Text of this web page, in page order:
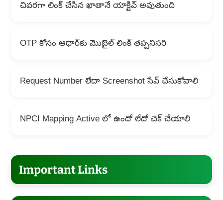
చివరగా లింక్ చేసిన ఖాతానే యాక్టివ్ అవుతుంది
OTP కోసం ఆధార్‌కు మొబైల్ లింక్ తప్పనిసరి
Request Number లేదా Screenshot సేవ్ చేసుకోవాలి
NPCI Mapping Active లో ఉందో లేదో చెక్ చేయాలి
Important Links